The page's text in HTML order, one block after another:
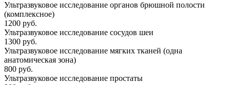
Ультразвуковое исследование органов брюшной полости
(комплексное)
1200 руб.
Ультразвуковое исследование сосудов шеи
1300 руб.
Ультразвуковое исследование мягких тканей (одна
анатомическая зона)
800 руб.
Ультразвуковое исследование простаты